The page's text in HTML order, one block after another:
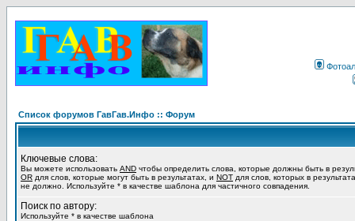
Список форумов ГавГав.Инфо :: Форум
Ключевые слова:
Вы можете использовать AND чтобы определить слова, которые должны быть в
OR для слов, которые могут быть в результатах, и NOT для слов, которых в
не должно. Используйте * в качестве шаблона для частичного совпадения.
Поиск по автору:
Используйте * в качестве шаблона